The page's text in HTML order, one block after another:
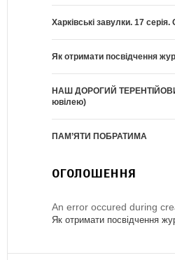
Харківські завулки. 17
Як отримати посвідчення
НАШ ДОРОГИЙ
ювілею)
ПАМ’ЯТИ ПОБРАТИМА
ОГОЛОШЕННЯ
An error occured during
Як отримати посвідчення